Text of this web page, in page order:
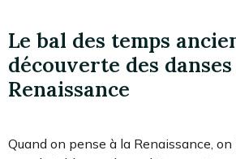
Le bal des temps
découverte des
Renaissance
Quand on pense à la Renaissance,